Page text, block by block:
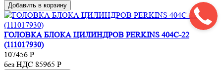
Добавить в корзину
ГОЛОВКА БЛОКА ЦИЛИНДРОВ PERKINS 404C-22
(111017930)
107456 Р
без НДС 85965 Р